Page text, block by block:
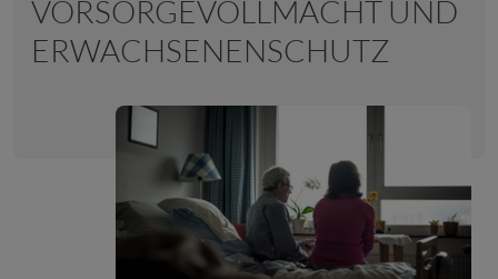
VORSORGEVOLLMACHT UND
ERWACHSENENSCHUTZ